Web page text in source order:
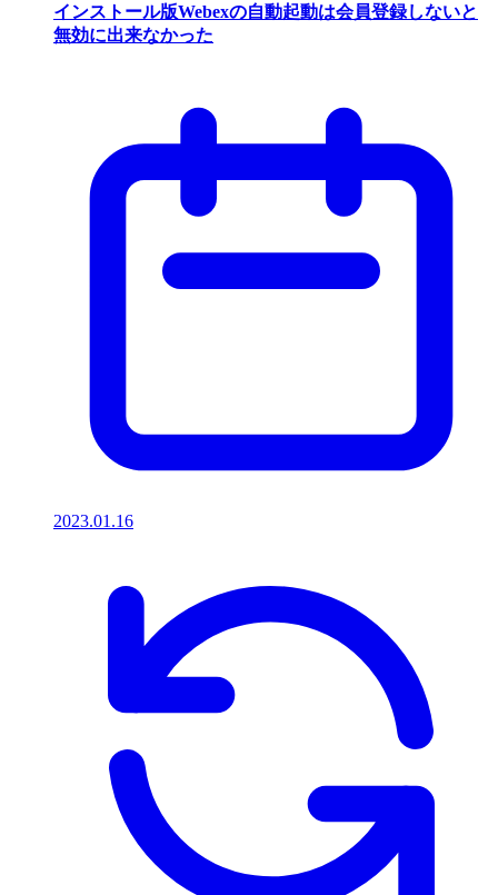
インストール版Webexの自動起動は会員登録しないと
無効に出来なかった
2023.01.16